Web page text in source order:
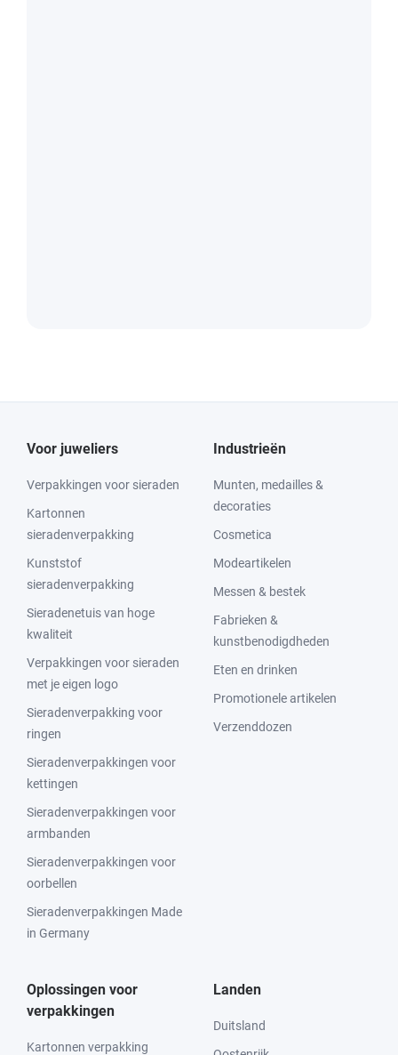
Voor juweliers
Verpakkingen voor sieraden
Kartonnen
sieradenverpakking
Kunststof
sieradenverpakking
Sieradenetuis van hoge
kwaliteit
Verpakkingen voor sieraden
met je eigen logo
Sieradenverpakking voor
ringen
Sieradenverpakkingen voor
kettingen
Sieradenverpakkingen voor
armbanden
Sieradenverpakkingen voor
oorbellen
Sieradenverpakkingen Made
in Germany
Industrieën
Munten, medailles &
decoraties
Cosmetica
Modeartikelen
Messen & bestek
Fabrieken &
kunstbenodigdheden
Eten en drinken
Promotionele artikelen
Verzenddozen
Oplossingen voor
verpakkingen
Kartonnen verpakking
Landen
Duitsland